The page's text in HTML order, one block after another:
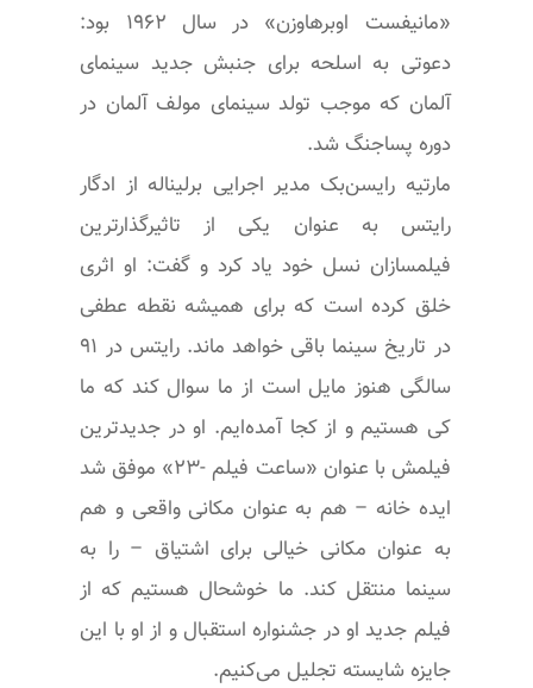
«مانیفست اوبرهاوزن» در سال ۱۹۶۲ بود:
دعوتی به اسلحه برای جنبش جدید سینمای
آلمان که موجب تولد سینمای مولف آلمان در
دوره پساجنگ شد.
مارتیه رایسن‌بک مدیر اجرایی برلیناله از ادگار
رایتس به عنوان یکی از تاثیرگذارترین
فیلمسازان نسل خود یاد کرد و گفت: او اثری
خلق کرده است که برای همیشه نقطه عطفی
در تاریخ سینما باقی خواهد ماند. رایتس در ۹۱
سالگی هنوز مایل است از ما سوال کند که ما
کی هستیم و از کجا آمده‌ایم. او در جدیدترین
فیلمش با عنوان «ساعت فیلم -۲۳» موفق شد
ایده خانه – هم به عنوان مکانی واقعی و هم
به عنوان مکانی خیالی برای اشتیاق – را به
سینما منتقل کند. ما خوشحال هستیم که از
فیلم جدید او در جشنواره استقبال و از او با این
جایزه شایسته تجلیل می‌کنیم.